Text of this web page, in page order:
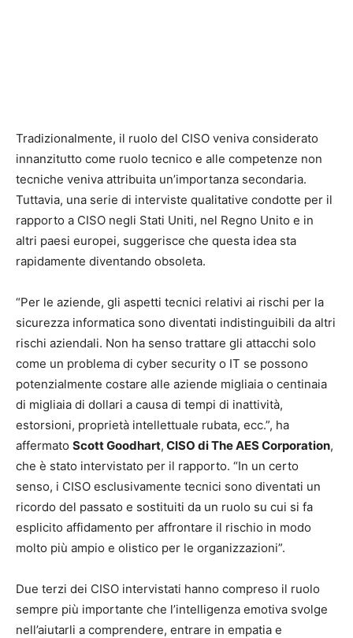
Tradizionalmente, il ruolo del CISO veniva considerato
innanzitutto come ruolo tecnico e alle competenze non
tecniche veniva attribuita un’importanza secondaria.
Tuttavia, una serie di interviste qualitative condotte per il
rapporto a CISO negli Stati Uniti, nel Regno Unito e in
altri paesi europei, suggerisce che questa idea sta
rapidamente diventando obsoleta.
“Per le aziende, gli aspetti tecnici relativi ai rischi per la
sicurezza informatica sono diventati indistinguibili da altri
rischi aziendali. Non ha senso trattare gli attacchi solo
come un problema di cyber security o IT se possono
potenzialmente costare alle aziende migliaia o centinaia
di migliaia di dollari a causa di tempi di inattività,
estorsioni, proprietà intellettuale rubata, ecc.”, ha
affermato Scott Goodhart, CISO di The AES Corporation,
che è stato intervistato per il rapporto. “In un certo
senso, i CISO esclusivamente tecnici sono diventati un
ricordo del passato e sostituiti da un ruolo su cui si fa
esplicito affidamento per affrontare il rischio in modo
molto più ampio e olistico per le organizzazioni”.
Due terzi dei CISO intervistati hanno compreso il ruolo
sempre più importante che l’intelligenza emotiva svolge
nell’aiutarli a comprendere, entrare in empatia e